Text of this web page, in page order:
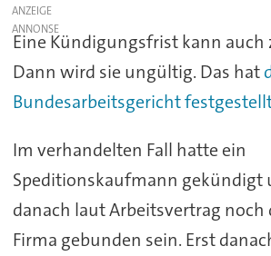
ANZEIGE
Eine Kündigungsfrist kann auch
Dann wird sie ungültig. Das hat
Bundesarbeitsgericht
Im verhandelten Fall hatte ein
Speditionskaufmann gekündigt
danach laut Arbeitsvertrag noch
Firma gebunden sein. Erst